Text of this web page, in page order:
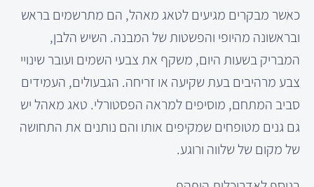
כאשר מבקרים מגיעים לטאג מאהל, הם מתרשמים בראש
ובראשונה מהיופי והפשטות של המבנה. השיש הלבן,
המבריק בשעות היום, משקף את צבעי השמים ועובר שינויי
צבע מרהיבים בעת שקיעה או זריחה. הגבעולים, העמידים
סביב המתחם, מוסיפים למראה הפסטורלי. טאג מאהל יש
גם גנים מטופחים שמקיפים אותו והם נותנים את התחושה
של מקום של שלווה ורוגע.